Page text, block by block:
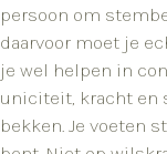
persoon om
daarvoor moet je
je wel helpen in
uniciteit, kracht en
bekken. Je voeten